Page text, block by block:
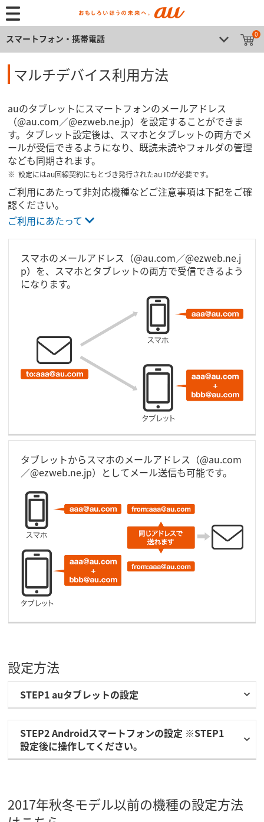
スマートフォン・携帯電話 0
マルチデバイス利用方法
auのタブレットにスマートフォンのメールアドレス
（@au.com／@ezweb.ne.jp）を設定することができま
す。タブレット設定後は、スマホとタブレットの両方でメ
ールが受信できるようになり、既読未読やフォルダの管理
なども同期されます。
設定にはau回線契約にもとづき発行されたau IDが必要です。
ご利用にあたって非対応機種などご注意事項は下記をご確
認ください。
ご利用にあたって
スマホのメールアドレス（@au.com／@ezweb.ne.j
p）を、スマホとタブレットの両方で受信できるよう
になります。
タブレットからスマホのメールアドレス（@au.com
／@ezweb.ne.jp）としてメール送信も可能です。
設定方法
STEP1 auタブレットの設定
STEP2 Androidスマートフォンの設定 ※STEP1
設定後に操作してください。
2017年秋冬モデル以前の機種の設定方法